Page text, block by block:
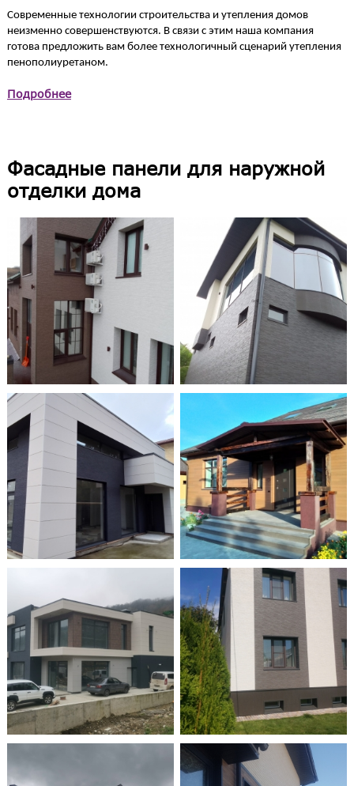
Современные технологии строительства и утепления домов
неизменно совершенствуются. В связи с этим наша компания
готова предложить вам более технологичный сценарий утепления
пенополиуретаном.
Подробнее
Фасадные панели для наружной
отделки дома